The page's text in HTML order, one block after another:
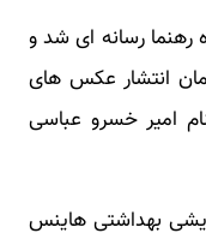
دوم بهاره رهنما رسانه ای شد و
انتشار عکس های
امیر خسرو عباسی
بهداشتی هاینس